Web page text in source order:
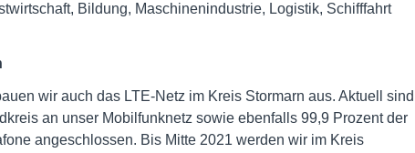
Bildung, Maschinenindustrie, Logistik, Schifffahrt
wir auch das LTE-Netz im Kreis Stormarn aus. Aktuell sind
an unser Mobilfunknetz sowie ebenfalls 99,9 Prozent der
angeschlossen. Bis Mitte 2021 werden wir im Kreis